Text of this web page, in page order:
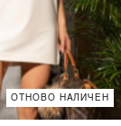
ОТНОВО НАЛИЧЕН